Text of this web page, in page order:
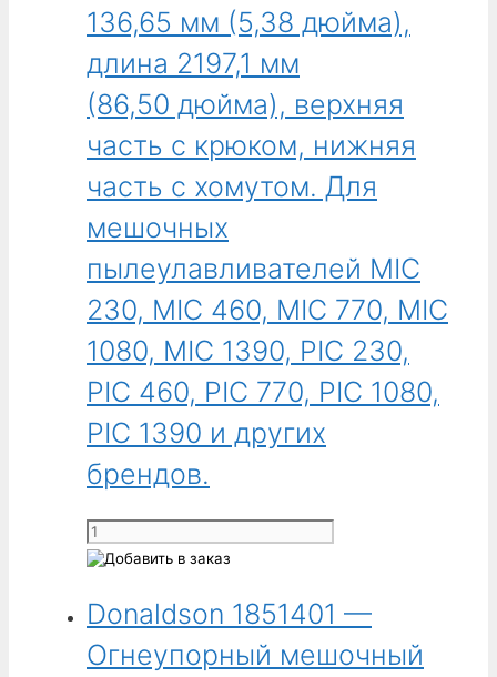
хлопчатобумажного
сатина,
наружный
диаметр
136,65 мм
(5,38 дюйма),
2197,1 мм
(86,50 дюйма),
часть
с
крюком,
нижняя
часть
с
хомутом.
Для
мешочных
пылеулавливателей
MIC
230,
MIC
460,
MIC
136,65 мм (5,38 дюйма),
длина 2197,1 мм
(86,50 дюйма), верхняя
часть с крюком, нижняя
часть с хомутом. Для
мешочных
пылеулавливателей MIC
230, MIC 460, MIC 770, MIC
1080, MIC 1390, PIC 230,
PIC 460, PIC 770, PIC 1080,
PIC 1390 и других
брендов.
Количество
товара
1664202
Мешочный
Donaldson 1851401 —
Огнеупорный мешочный